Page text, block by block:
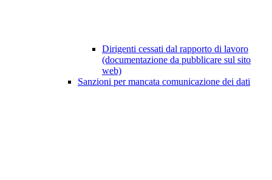
Dirigenti cessati dal rapporto di lavoro
(documentazione da pubblicare sul sito
web)
Sanzioni per mancata comunicazione dei dati